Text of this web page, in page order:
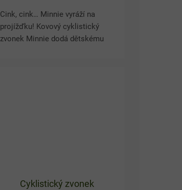
Cink, cink… Minnie vyráží na
projížďku! Kovový cyklistický
zvonek Minnie dodá dětskému
Cyklistický zvonek